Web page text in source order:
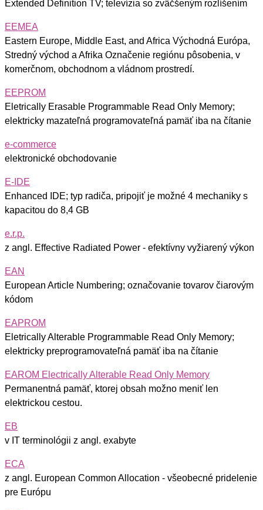
Extended Definition TV; televízia so zväčšeným rozlíšením
EEMEA
Eastern Europe, Middle East, and Africa Východná Európa,
Stredný východ a Afrika Označenie regiónu pôsobenia, v
komerčnom, obchodnom a vládnom prostredí.
EEPROM
Eletrically Erasable Programmable Read Only Memory;
elektricky mazateľná programovateľná pamäť iba na čítanie
e-commerce
elektronické obchodovanie
E-IDE
Enhanced IDE; typ radiča, pripojiť je možné 4 mechaniky s
kapacitou do 8,4 GB
e.r.p.
z angl. Effective Radiated Power - efektívny vyžiarený výkon
EAN
European Article Numbering; označovanie tovarov čiarovým
kódom
EAPROM
Eletrically Alterable Programmable Read Only Memory;
elektricky preprogramovateľná pamäť iba na čítanie
EAROM Electrically Alterable Read Only Memory
Permanentná pamäť, ktorej obsah možno meniť len
elektrickou cestou.
EB
v IT terminológii z angl. exabyte
ECA
z angl. European Common Allocation - všeobecné pridelenie
pre Európu